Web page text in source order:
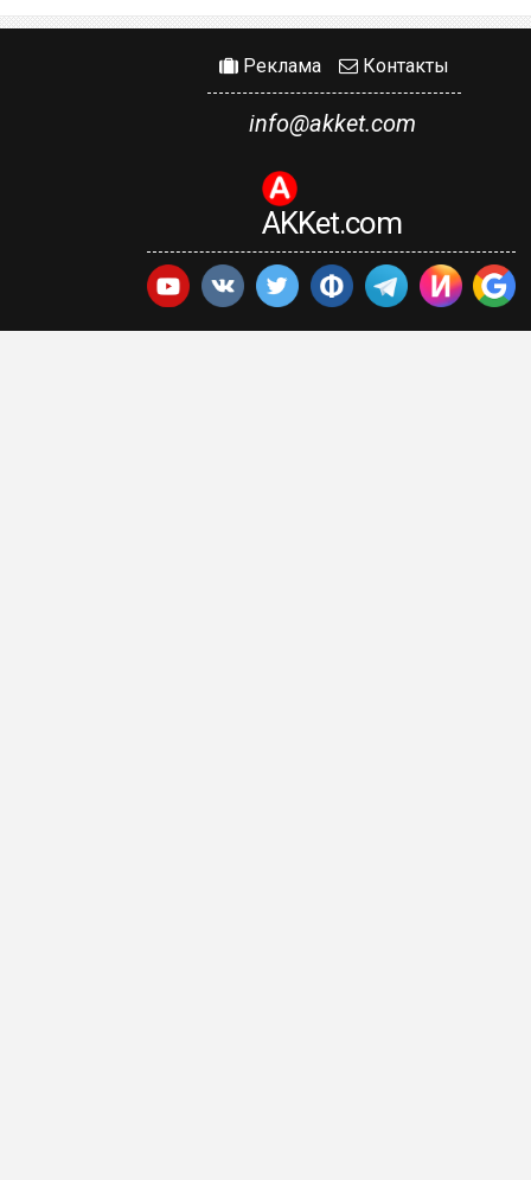
Реклама Контакты
info@akket.com
AKKet.com